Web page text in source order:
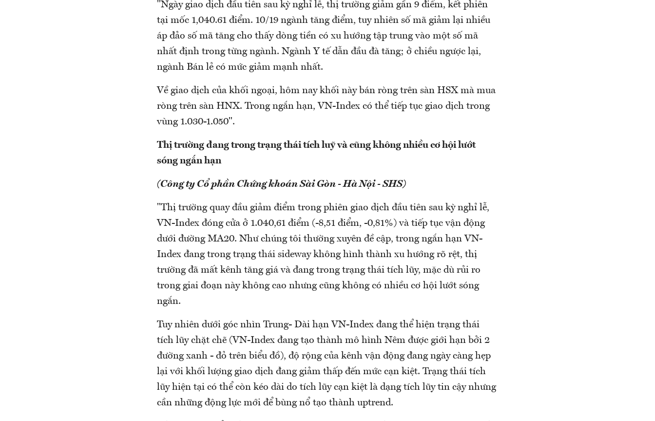
"Ngày giao dịch đầu tiên sau kỳ nghỉ lễ, thị trường giảm gần 9 điểm, kết phiên
tại mốc 1,040.61 điểm. 10/19 ngành tăng điểm, tuy nhiên số mã giảm lại nhiều
áp đảo số mã tăng cho thấy dòng tiền có xu hướng tập trung vào một số mã
nhất định trong từng ngành. Ngành Y tế dẫn đầu đà tăng; ở chiều ngược lại,
ngành Bán lẻ có mức giảm mạnh nhất.
Về giao dịch của khối ngoại, hôm nay khối này bán ròng trên sàn HSX mà mua
ròng trên sàn HNX. Trong ngắn hạn, VN-Index có thể tiếp tục giao dịch trong
vùng 1.030-1.050".
Thị trường đang trong trạng thái tích luỹ và cũng không nhiều cơ hội lướt
sóng ngắn hạn
(Công ty Cổ phần Chứng khoán Sài Gòn - Hà Nội - SHS)
"Thị trường quay đầu giảm điểm trong phiên giao dịch đầu tiên sau kỳ nghỉ lễ,
VN-Index đóng cửa ở 1.040,61 điểm (-8,51 điểm, -0,81%) và tiếp tục vận động
dưới đường MA20. Như chúng tôi thường xuyên đề cập, trong ngắn hạn VN-
Index đang trong trạng thái sideway không hình thành xu hướng rõ rệt, thị
trường đã mất kênh tăng giá và đang trong trạng thái tích lũy, mặc dù rủi ro
trong giai đoạn này không cao nhưng cũng không có nhiều cơ hội lướt sóng
ngắn.
Tuy nhiên dưới góc nhìn Trung- Dài hạn VN-Index đang thể hiện trạng thái
tích lũy chặt chẽ (VN-Index đang tạo thành mô hình Nêm được giới hạn bởi 2
đường xanh - đỏ trên biểu đồ), độ rộng của kênh vận động đang ngày càng hẹp
lại với khối lượng giao dịch đang giảm thấp đến mức cạn kiệt. Trạng thái tích
lũy hiện tại có thể còn kéo dài do tích lũy cạn kiệt là dạng tích lũy tin cậy nhưng
cần những động lực mới để bùng nổ tạo thành uptrend.